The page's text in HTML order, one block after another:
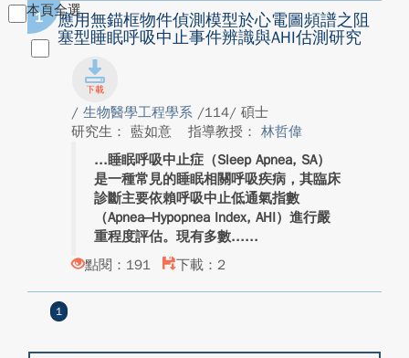
本頁全選
1
應用無錨框物件偵測模型於心電圖頻譜之阻
塞型睡眠呼吸中止事件辨識與AHI估測研究
/ 生物醫學工程學系 /114/ 碩士
研究生： 藍如意
指導教授： 林哲偉
睡眠呼吸中止症（Sleep Apnea, SA）
是一種常見的睡眠相關呼吸疾病，其臨床
診斷主要依賴呼吸中止低通氣指數
（Apnea–Hypopnea Index, AHI）進行嚴
重程度評估。現有多數...
點閱：191
下載：2
1